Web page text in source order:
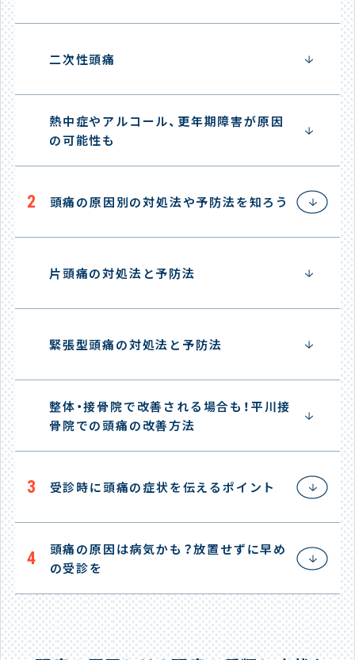
二次性頭痛
熱中症やアルコール、更年期障害が原因
の可能性も
2 頭痛の原因別の対処法や予防法を知ろう
片頭痛の対処法と予防法
緊張型頭痛の対処法と予防法
整体・接骨院で改善される場合も！平川接
骨院での頭痛の改善方法
3 受診時に頭痛の症状を伝えるポイント
4
頭痛の原因は病気かも？放置せずに早め
の受診を